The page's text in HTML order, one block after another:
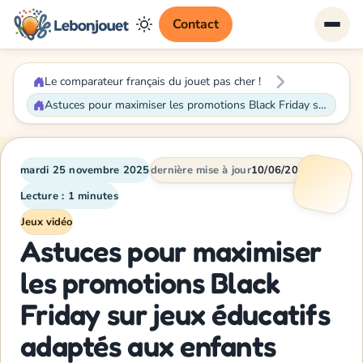
Contact
Le comparateur français du jouet pas cher !
Astuces pour maximiser les promotions Black Friday sur jeux éducatifs adaptés aux enfants
mardi 25 novembre 2025dernière mise à jour10/06/2026
Lecture : 1 minutes
Jeux vidéo
Astuces pour maximiser
les promotions Black
Friday sur jeux éducatifs
adaptés aux enfants